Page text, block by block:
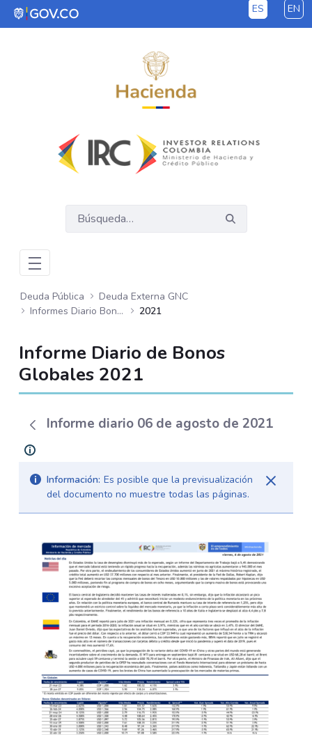
Saltar al contenido principal ES EN
Deuda Pública
Deuda Externa GNC
Informes Diario Bonos Globales
2021
Informe Diario de Bonos
Globales 2021
Informe diario 06 de agosto de 2021
Información: Es posible que la previsualización
del documento no muestre todas las páginas.